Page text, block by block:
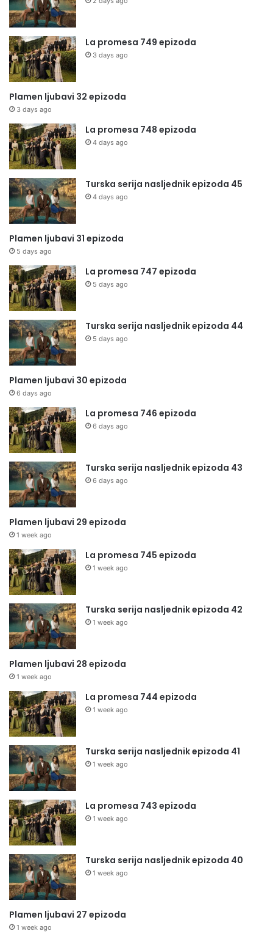
La promesa 749 epizoda
3 days ago
Plamen ljubavi 32 epizoda
3 days ago
La promesa 748 epizoda
4 days ago
Turska serija nasljednik epizoda 45
4 days ago
Plamen ljubavi 31 epizoda
5 days ago
La promesa 747 epizoda
5 days ago
Turska serija nasljednik epizoda 44
5 days ago
Plamen ljubavi 30 epizoda
6 days ago
La promesa 746 epizoda
6 days ago
Turska serija nasljednik epizoda 43
6 days ago
Plamen ljubavi 29 epizoda
1 week ago
La promesa 745 epizoda
1 week ago
Turska serija nasljednik epizoda 42
1 week ago
Plamen ljubavi 28 epizoda
1 week ago
La promesa 744 epizoda
1 week ago
Turska serija nasljednik epizoda 41
1 week ago
La promesa 743 epizoda
1 week ago
Turska serija nasljednik epizoda 40
1 week ago
Plamen ljubavi 27 epizoda
1 week ago